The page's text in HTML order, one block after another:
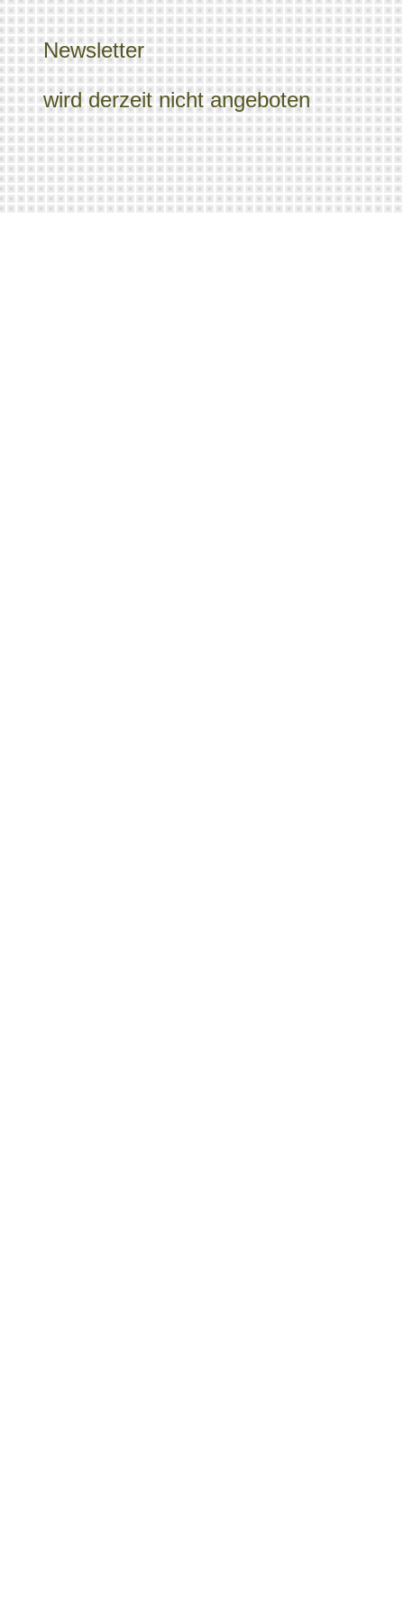
Newsletter
wird derzeit nicht angeboten